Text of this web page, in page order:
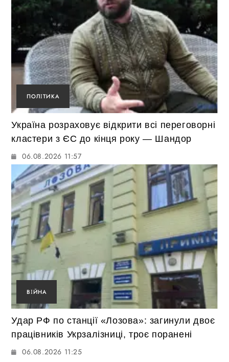
ПОЛІТИКА
Україна розраховує відкрити всі переговорні
кластери з ЄС до кінця року — Шандор
06.08.2026 11:57
ВІЙНА
Удар РФ по станції «Лозова»: загинули двоє
працівників Укрзалізниці, троє поранені
06.08.2026 11:25